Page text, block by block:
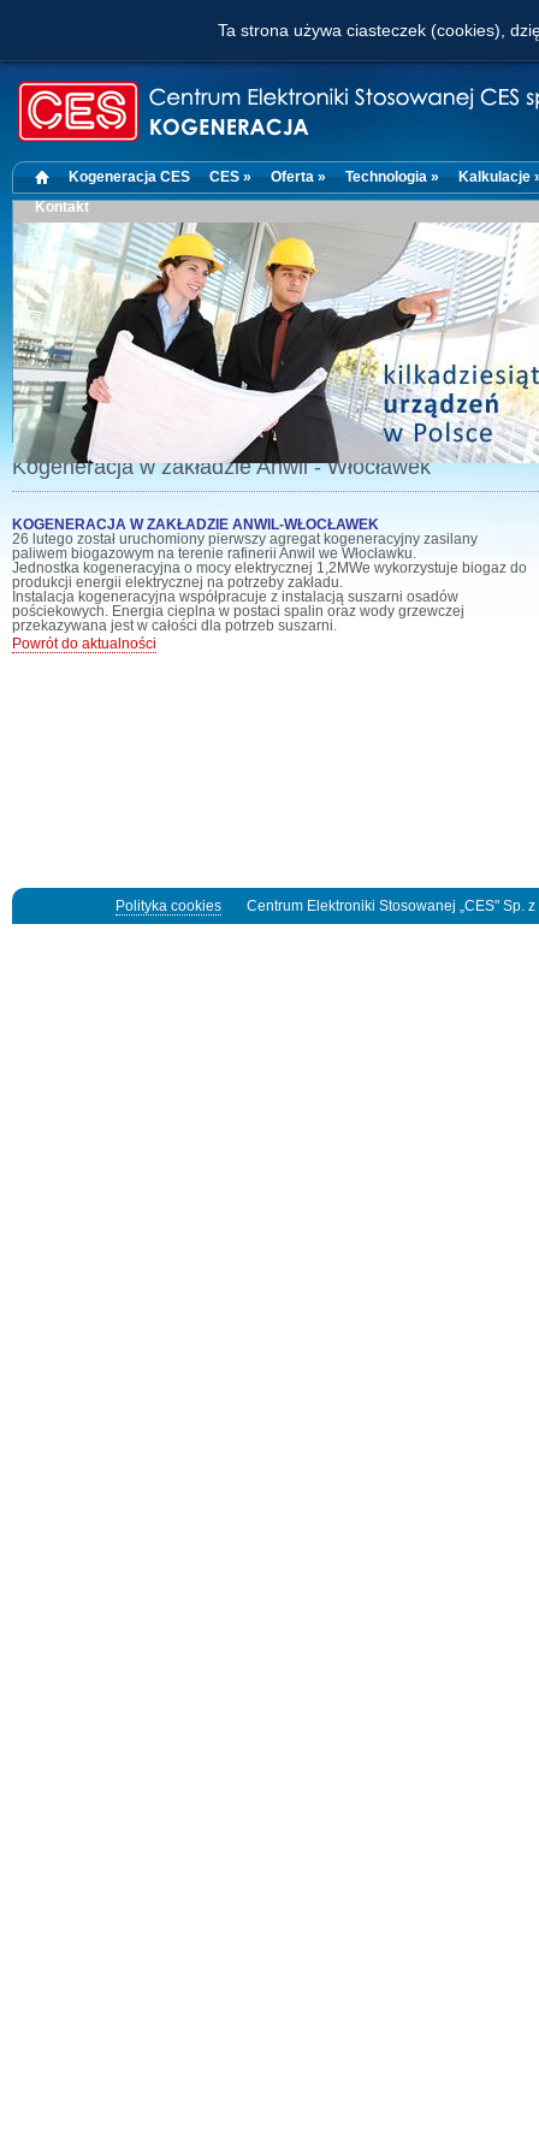
Kogeneracja CES CES » Oferta » Technologia »
Kalkulacje
Kontakt
Kogeneracja w zakładzie Anwil - Włocławek
KOGENERACJA W ZAKŁADZIE ANWIL-WŁOCŁAWEK
26 lutego został uruchomiony pierwszy agregat kogeneracyjny zasilany
paliwem biogazowym na terenie rafinerii Anwil we Włocławku.
Jednostka kogeneracyjna o mocy elektrycznej 1,2MWe wykorzystuje biogaz do
produkcji energii elektrycznej na potrzeby zakładu.
Instalacja kogeneracyjna współpracuje z instalacją suszarni osadów
pościekowych. Energia cieplna w postaci spalin oraz wody grzewczej
przekazywana jest w całości dla potrzeb suszarni.
Powrót do aktualności
Polityka cookies Centrum Elektroniki Stosowanej „CES" Sp. z
Ta strona używa ciasteczek (cookies),